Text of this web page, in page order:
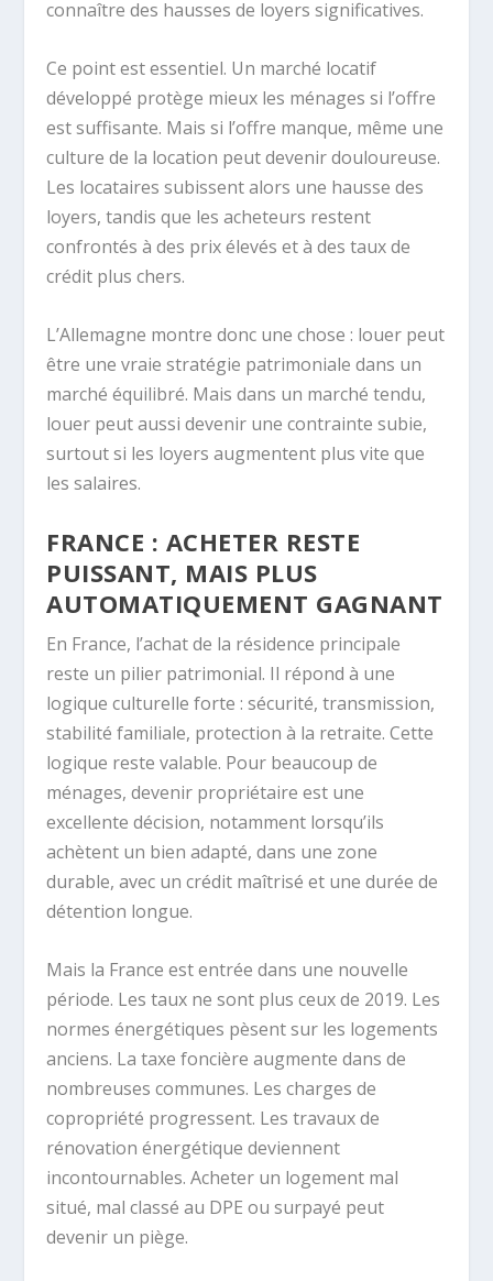
connaître des hausses de loyers significatives.
Ce point est essentiel. Un marché locatif
développé protège mieux les ménages si l’offre
est suffisante. Mais si l’offre manque, même une
culture de la location peut devenir douloureuse.
Les locataires subissent alors une hausse des
loyers, tandis que les acheteurs restent
confrontés à des prix élevés et à des taux de
crédit plus chers.
L’Allemagne montre donc une chose : louer peut
être une vraie stratégie patrimoniale dans un
marché équilibré. Mais dans un marché tendu,
louer peut aussi devenir une contrainte subie,
surtout si les loyers augmentent plus vite que
les salaires.
FRANCE : ACHETER RESTE
PUISSANT, MAIS PLUS
AUTOMATIQUEMENT GAGNANT
En France, l’achat de la résidence principale
reste un pilier patrimonial. Il répond à une
logique culturelle forte : sécurité, transmission,
stabilité familiale, protection à la retraite. Cette
logique reste valable. Pour beaucoup de
ménages, devenir propriétaire est une
excellente décision, notamment lorsqu’ils
achètent un bien adapté, dans une zone
durable, avec un crédit maîtrisé et une durée de
détention longue.
Mais la France est entrée dans une nouvelle
période. Les taux ne sont plus ceux de 2019. Les
normes énergétiques pèsent sur les logements
anciens. La taxe foncière augmente dans de
nombreuses communes. Les charges de
copropriété progressent. Les travaux de
rénovation énergétique deviennent
incontournables. Acheter un logement mal
situé, mal classé au DPE ou surpayé peut
devenir un piège.